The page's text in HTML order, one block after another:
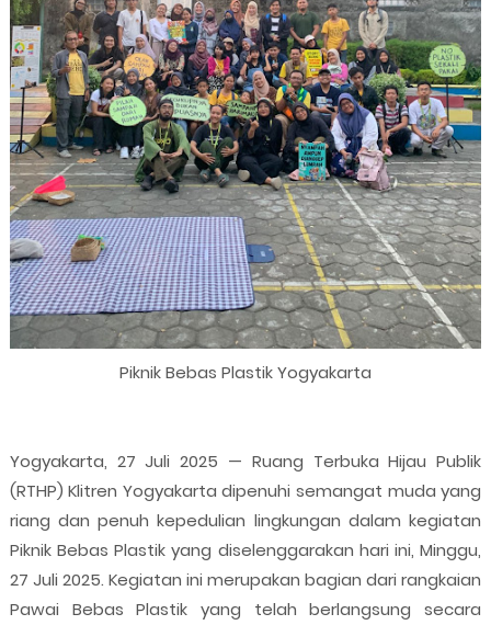
Piknik Bebas Plastik Yogyakarta
Yogyakarta, 27 Juli 2025 — Ruang Terbuka Hijau Publik
(RTHP) Klitren Yogyakarta dipenuhi semangat muda yang
riang dan penuh kepedulian lingkungan dalam kegiatan
Piknik Bebas Plastik yang diselenggarakan hari ini, Minggu,
27 Juli 2025. Kegiatan ini merupakan bagian dari rangkaian
Pawai Bebas Plastik yang telah berlangsung secara